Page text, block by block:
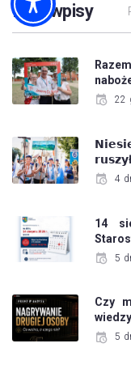
Inne wpisy
22
4
14
5
Czy
5